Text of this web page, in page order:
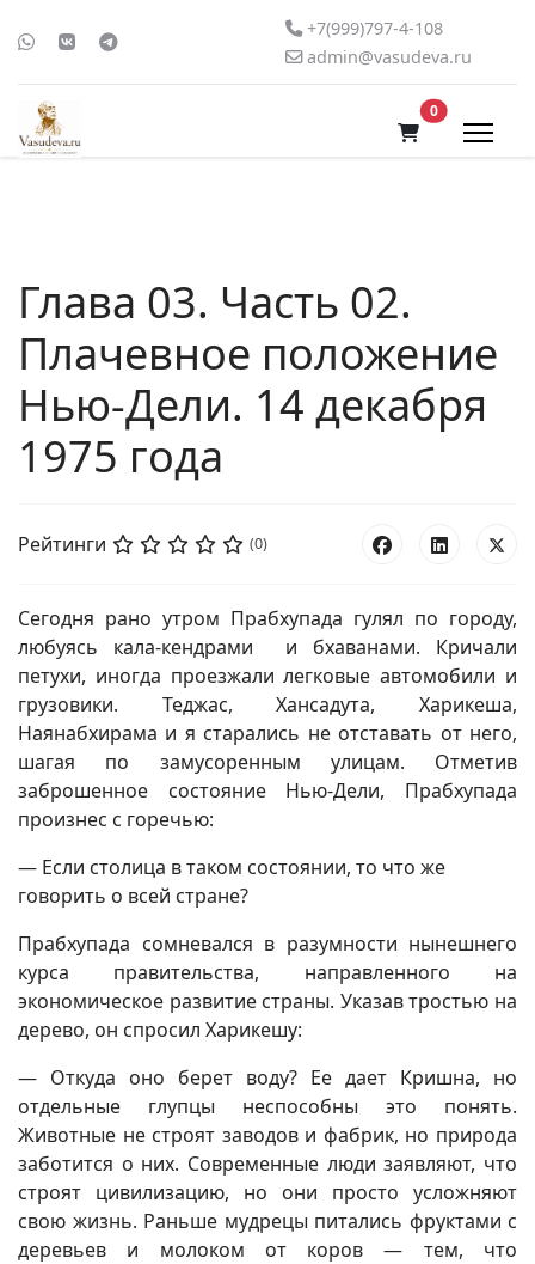
+7(999)797-4-108
admin@vasudeva.ru
0В корзину
Глава 03. Часть 02.
Плачевное положение
Нью-Дели. 14 декабря
1975 года
Рейтинги (0)
Сегодня рано утром Прабхупада гулял по городу,
любуясь кала-кендрами и бхаванами. Кричали
петухи, иногда проезжали легковые автомобили и
грузовики. Теджас, Хансадута, Харикеша,
Наянабхирама и я старались не отставать от него,
шагая по замусоренным улицам. Отметив
заброшенное состояние Нью-Дели, Прабхупада
произнес с горечью:
— Если столица в таком состоянии, то что же
говорить о всей стране?
Прабхупада сомневался в разумности нынешнего
курса правительства, направленного на
экономическое развитие страны. Указав тростью на
дерево, он спросил Харикешу:
— Откуда оно берет воду? Ее дает Кришна, но
отдельные глупцы неспособны это понять.
Животные не строят заводов и фабрик, но природа
заботится о них. Современные люди заявляют, что
строят цивилизацию, но они просто усложняют
свою жизнь. Раньше мудрецы питались фруктами с
деревьев и молоком от коров — тем, что